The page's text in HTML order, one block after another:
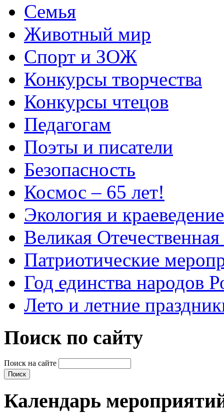
Семья
Животный мир
Спорт и ЗОЖ
Конкурсы творчества
Конкурсы чтецов
Педагогам
Поэты и писатели
Безопасность
Космос – 65 лет!
Экология и краеведение
Великая
Патриотические
Год единства народов
Лето и летние
Поиск по сайту
Поиск на сайте
Календарь